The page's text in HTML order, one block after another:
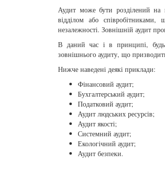
Аудит може бути розділений на
відділом або
незалежності. Зовнішній аудит
В даний час і в принципі,
зовнішнього аудиту, що
Нижче наведені деякі приклади:
Фінансовий аудит;
Бухгалтерський аудит;
Податковий аудит;
Аудит людських ресурсів;
Аудит якості;
Системний аудит;
Екологічний аудит;
Аудит безпеки.